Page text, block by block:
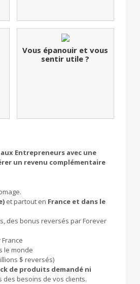
Vous épanouir et vous
sentir utile ?
Entrepreneurs avec une
un revenu complémentaire
et partout en France et dans le
des bonus reversés par Forever
le monde
$ reversés)
de produits demandé ni
des besoins de vos clients.